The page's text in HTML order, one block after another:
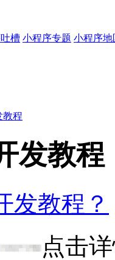
槽 小程序专题 小程序地
教程
发教程
发教程？
点击